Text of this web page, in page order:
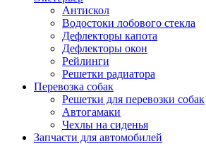
Антискол
Водостоки лобового стекла
Дефлекторы капота
Дефлекторы окон
Рейлинги
Решетки радиатора
Перевозка собак
Решетки для перевозки собак
Автогамаки
Чехлы на сиденья
Запчасти для автомобилей